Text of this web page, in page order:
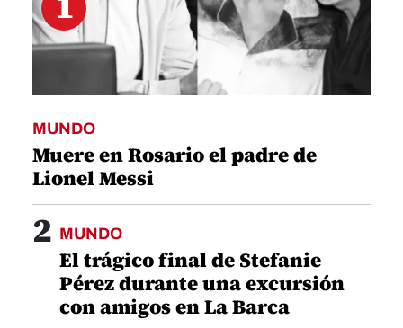
MUNDO
Muere en Rosario el padre de
Lionel Messi
2 MUNDO
El trágico final de Stefanie
Pérez durante una excursión
con amigos en La Barca